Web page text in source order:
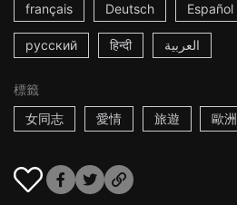
français Deutsch Español
русский हिन्दी العربية
標籤
女同志
愛情 旅遊 歐洲